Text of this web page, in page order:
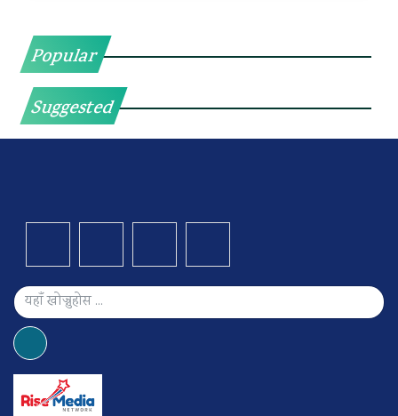
Popular
Suggested